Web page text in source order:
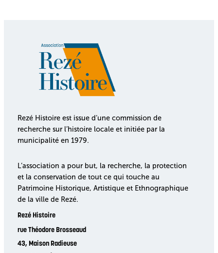
Rezé Histoire est issue d’une commission de
recherche sur l’histoire locale et initiée par la
municipalité en 1979.
L’association a pour but, la recherche, la protection
et la conservation de tout ce qui touche au
Patrimoine Historique, Artistique et Ethnographique
de la ville de Rezé.
Rezé Histoire
rue Théodore Brosseaud
43, Maison Radieuse